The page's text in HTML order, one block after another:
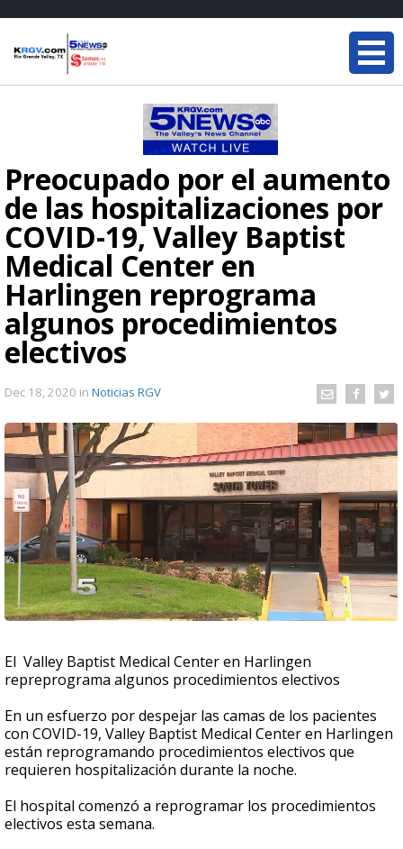
Preocupado por el aumento
de las hospitalizaciones por
COVID-19, Valley Baptist
Medical Center en
Harlingen reprograma
algunos procedimientos
electivos
Dec 18, 2020 in Noticias RGV
El Valley Baptist Medical Center en Harlingen
repreprograma algunos procedimientos electivos
En un esfuerzo por despejar las camas de los pacientes
con COVID-19, Valley Baptist Medical Center en Harlingen
están reprogramando procedimientos electivos que
requieren hospitalización durante la noche.
El hospital comenzó a reprogramar los procedimientos
electivos esta semana.